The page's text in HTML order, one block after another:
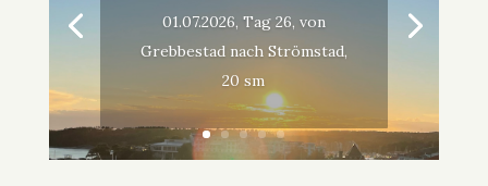
01.07.2026, Tag 26, von
Grebbestad nach Strömstad,
20 sm